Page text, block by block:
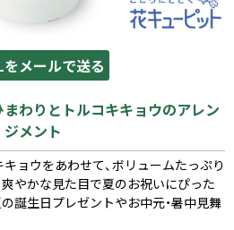
をメールで送る
まわりとトルコキキョウのアレン
ジメント
ョウをあわせて、ボリュームたっぷり
やかな見た目で夏のお祝いにぴった
誕生日プレゼントやお中元・暑中見舞